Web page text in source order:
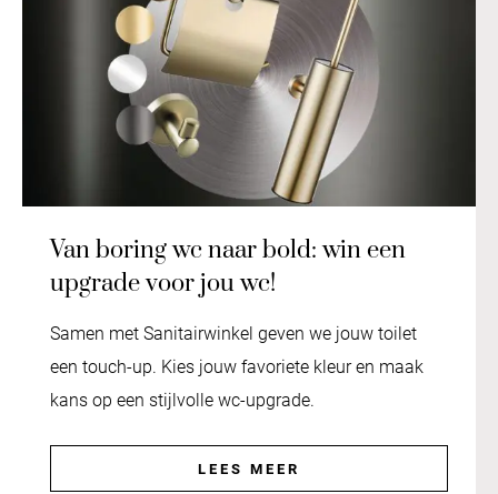
Van boring wc naar bold: win een
upgrade voor jou wc!
Samen met Sanitairwinkel geven we jouw toilet
een touch-up. Kies jouw favoriete kleur en maak
kans op een stijlvolle wc-upgrade.
LEES MEER